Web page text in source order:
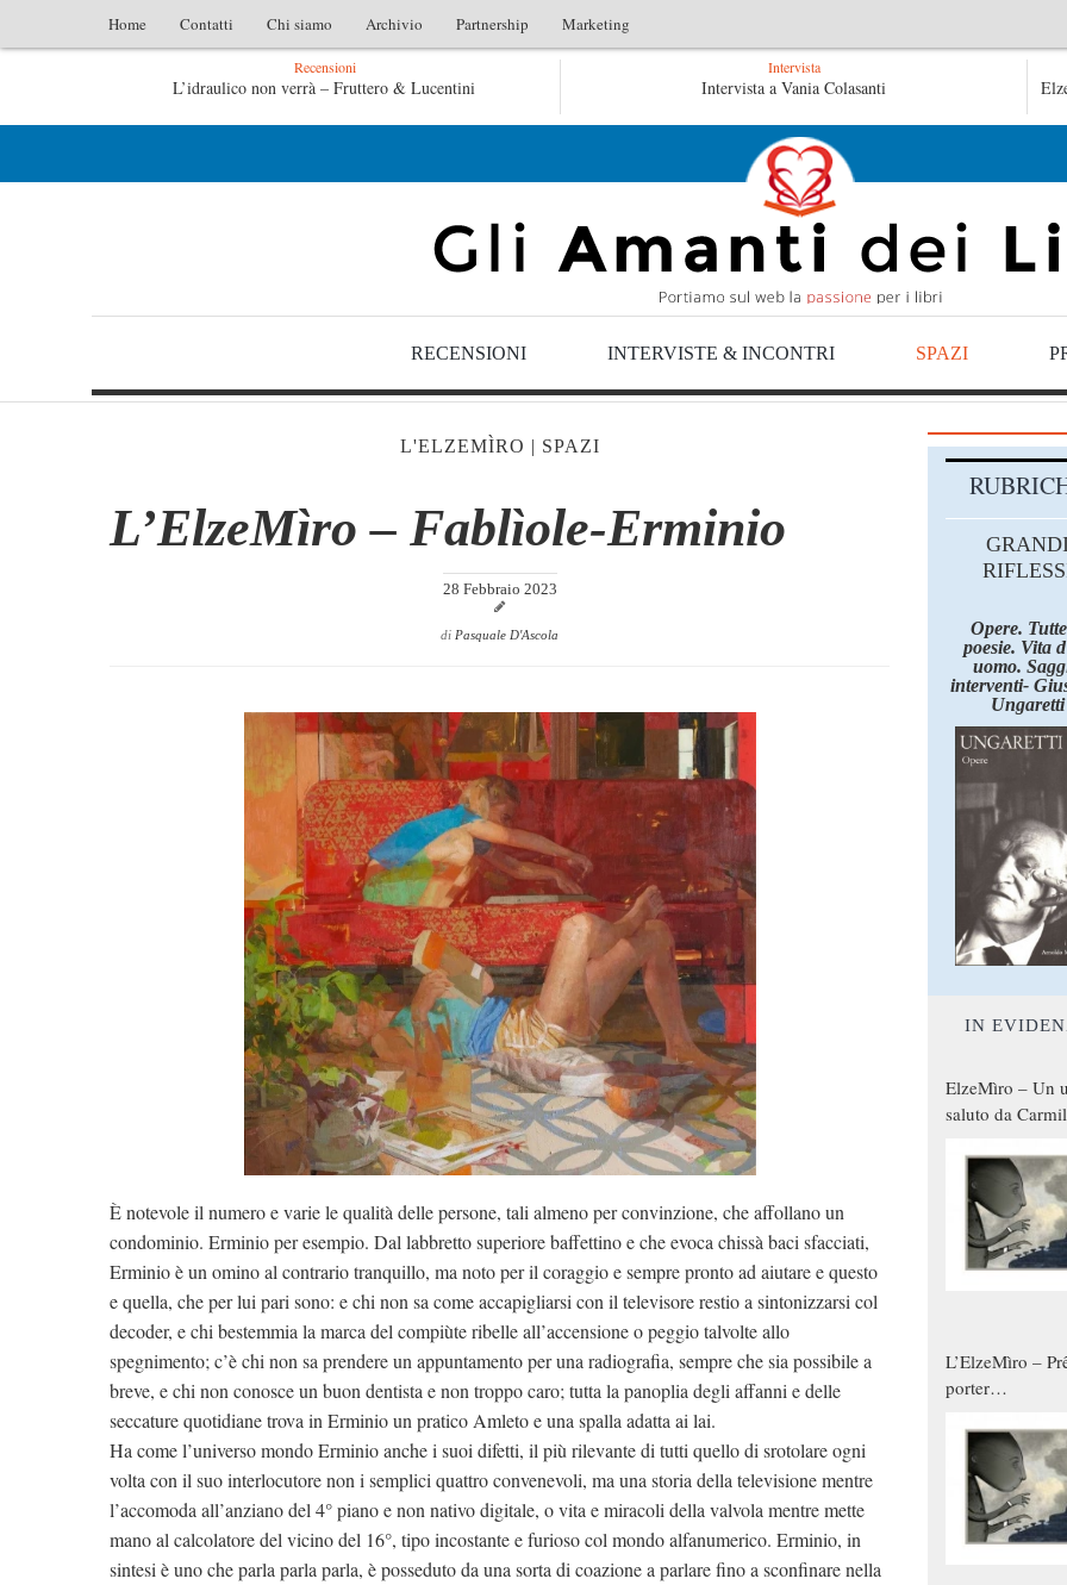
Home Contatti Chi siamo Archivio Partnership Marketing
Recensioni
L’idraulico non verrà – Fruttero & Lucentini Le anime salve di Fabrizio De André – Jan Gaggetta
Intervista
Intervista a Vania Colasanti
RECENSIONI INTERVISTE & INCONTRI SPAZI
L'ELZEMÌRO | SPAZI
L’ElzeMìro – Fablìole-Erminio
28 Febbraio 2023
di Pasquale D'Ascola
È notevole il numero e varie le qualità delle persone, tali almeno per convinzione, che affollano un
condominio. Erminio per esempio. Dal labbretto superiore baffettino e che evoca chissà baci sfacciati,
Erminio è un omino al contrario tranquillo, ma noto per il coraggio e sempre pronto ad aiutare e questo
e quella, che per lui pari sono: e chi non sa come accapigliarsi con il televisore restio a sintonizzarsi col
decoder, e chi bestemmia la marca del compiùte ribelle all’accensione o peggio talvolte allo
spegnimento; c’è chi non sa prendere un appuntamento per una radiografia, sempre che sia possibile a
breve, e chi non conosce un buon dentista e non troppo caro; tutta la panoplia degli affanni e delle
seccature quotidiane trova in Erminio un pratico Amleto e una spalla adatta ai lai.
Ha come l’universo mondo Erminio anche i suoi difetti, il più rilevante di tutti quello di srotolare ogni
volta con il suo interlocutore non i semplici quattro convenevoli, ma una storia della televisione mentre
l’accomoda all’anziano del 4° piano e non nativo digitale, o vita e miracoli della valvola mentre mette
mano al calcolatore del vicino del 16°, tipo incostante e furioso col mondo alfanumerico. Erminio, in
sintesi è uno che parla parla parla, è posseduto da una sorta di coazione a parlare fino a sconfinare nella
Opere.
poesie. Vita
uomo.
interventi-
Ungaretti
IN
ElzeMìro – Un
saluto da
qualche modo
donne
L’ElzeMìro –
porter